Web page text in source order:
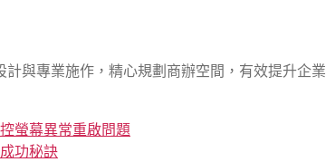
與專業施作，精心規劃商辦空間，有效提升企
螢幕異常重啟問題
功秘訣